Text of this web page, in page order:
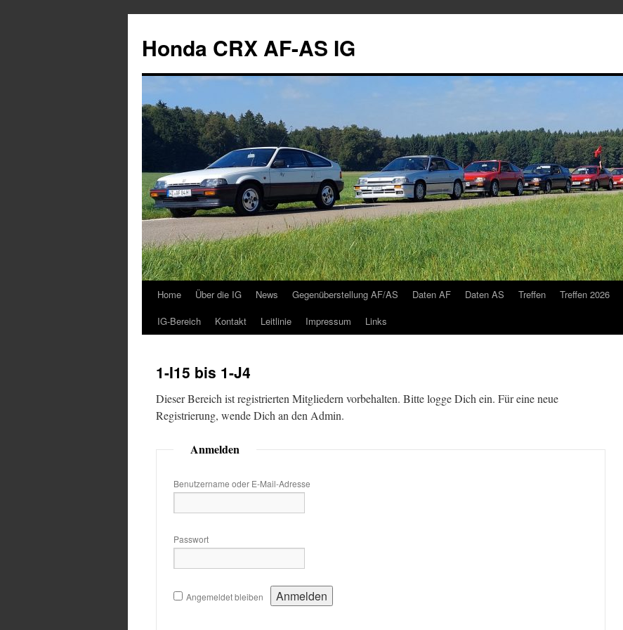
springen
Honda CRX AF-AS IG
Home Über die IG News Gegenüberstellung AF/AS Daten AF Daten AS Treffen Treffen 2026
IG-Bereich
Kontakt Leitlinie Impressum Links
1-I15 bis 1-J4
Dieser Bereich ist registrierten Mitgliedern vorbehalten. Bitte logge Dich ein. Für eine neue
Registrierung, wende Dich an den Admin.
Anmelden
Benutzername oder E-Mail-Adresse
Passwort
Angemeldet bleiben